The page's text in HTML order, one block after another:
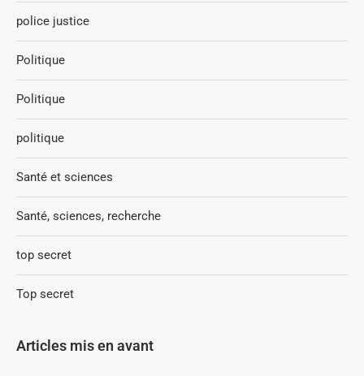
police justice
Politique
Politique
politique
Santé et sciences
Santé, sciences, recherche
top secret
Top secret
Articles mis en avant